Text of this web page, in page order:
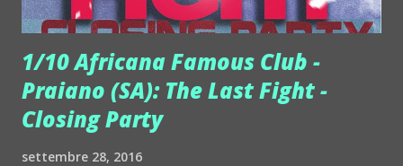
1/10 Africana Famous Club -
Praiano (SA): The Last Fight -
Closing Party
settembre 28, 2016